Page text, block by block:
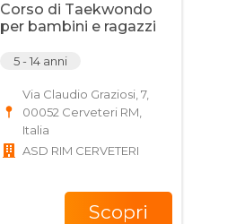
Corso di Taekwondo
per bambini e ragazzi
5 - 14 anni
Via Claudio Graziosi, 7,
00052 Cerveteri RM,
Italia
ASD RIM CERVETERI
Scopri